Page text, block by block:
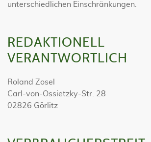
unterschiedlichen Einschränkungen.
REDAKTIONELL
VERANTWORTLICH
Roland Zosel
Carl-von-Ossietzky-Str. 28
02826 Görlitz